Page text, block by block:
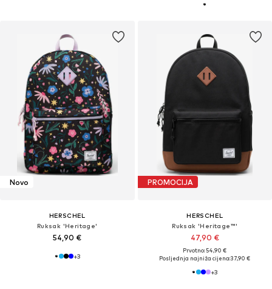
Novo
HERSCHEL
Ruksak 'Heritage'
54,90 €
+3
PROMOCIJA
HERSCHEL
Ruksak 'Heritage™'
47,90 €
Prvotno: 54,90 €
Posljednja najniža cijena:37,90 €
+3